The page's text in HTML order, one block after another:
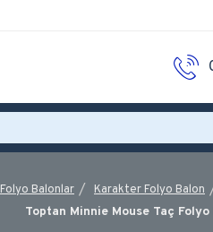
Folyo Balonlar Karakter Folyo Balon
Toptan Minnie Mouse Taç Folyo